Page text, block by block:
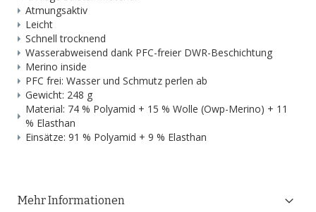
Atmungsaktiv
Leicht
Schnell trocknend
Wasserabweisend dank PFC-freier DWR-Beschichtung
Merino inside
PFC frei: Wasser und Schmutz perlen ab
Gewicht: 248 g
Material: 74 % Polyamid + 15 % Wolle (Owp-Merino) + 11
% Elasthan
Einsätze: 91 % Polyamid + 9 % Elasthan
Mehr Informationen